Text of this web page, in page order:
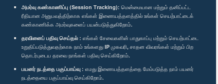
அமர்வு கண்காணிப்பு (Session Tracking): மென்மையான மற்றும் தனிப்பட்ட
ரீதியான அனுபவத்திற்காக எங்கள் இணையத்தளத்தில் உங்கள் செயற்பாட்டைக்
கண்காணிக்க அமர்வுகளைப் பயன்படுத்துகிறோம்.
தரவினைப் பதிவு செய்தல் : எங்கள் சேவைகளின் பாதுகாப்பு மற்றும் செயற்பாட்டை
உறுதிப்படுத்துவதற்காக நாம் உங்களது IP முகவரி, சாதன விவரங்கள் மற்றும் பிற
தொடர்புடைய தரவை நாங்கள் பதிவு செய்கிறோம்.
பயனர் நடத்தை பகுப்பாய்வு : எமது இணையத்தளத்தை மேம்படுத்த நாம் பயனர்
நடத்தையை பகுப்பாய்வு செய்கிறோம்.
எம்மை பின்தொடர்க :
விருதுகள்
தனியுரிமைக் கொள்கை